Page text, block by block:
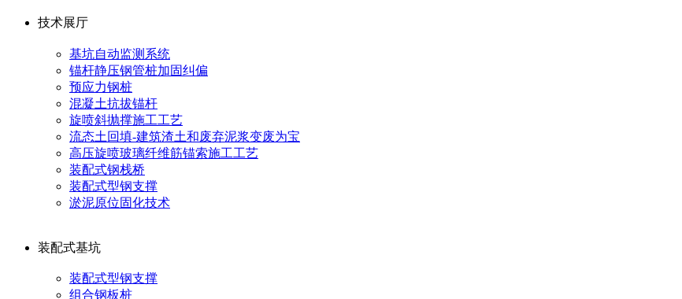
技术展厅
基坑自动监测系统
锚杆静压钢管桩加固纠偏
预应力钢桩
混凝土抗拔锚杆
旋喷斜抛撑施工工艺
流态土回填-建筑渣土和废弃泥浆变废为宝
高压旋喷玻璃纤维筋锚索施工工艺
装配式钢栈桥
装配式型钢支撑
淤泥原位固化技术
装配式基坑
装配式型钢支撑
组合钢板桩